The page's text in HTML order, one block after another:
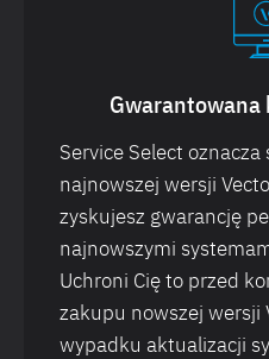
Service Select oznacza
najnowszej wersji
zyskujesz gwarancję
najnowszymi
Uchroni Cię to przed
zakupu nowszej wersji
wypadku aktualizacji